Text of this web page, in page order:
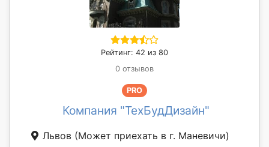
Рейтинг: 42 из 80
0 отзывов
PRO
Компания "ТехБудДизайн"
Львов (Может приехать в г. Маневичи)